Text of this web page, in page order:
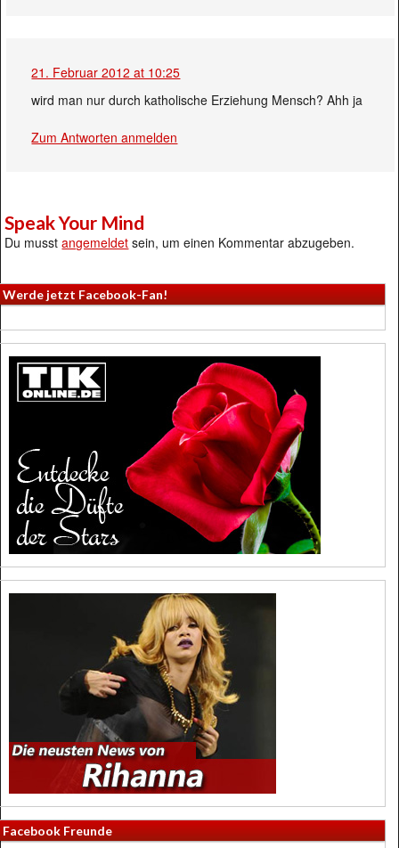
21. Februar 2012 at 10:25
wird man nur durch katholische Erziehung Mensch? Ahh ja
Zum Antworten anmelden
Speak Your Mind
Du musstangemeldet sein, um einen Kommentar abzugeben.
Werde jetzt Facebook-Fan!
Facebook Freunde